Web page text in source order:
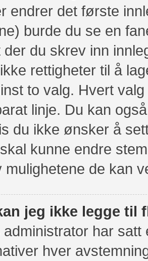
endrer det første
burde du se en
der du skrev inn
rettigheter til å
to valg. Hvert
linje. Du kan
du ikke ønsker å
kunne endre
mulighetene de kan
jeg ikke legge til
administrator har
hver